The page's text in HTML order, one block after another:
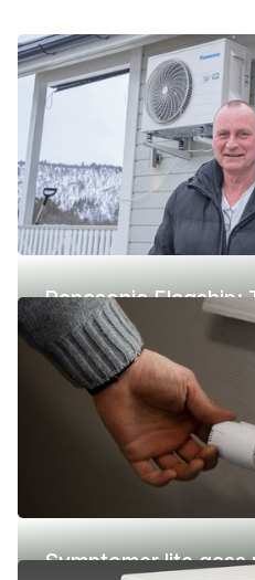
Panasonic Flagship:
(-42 °C)
Symptomer lite gass